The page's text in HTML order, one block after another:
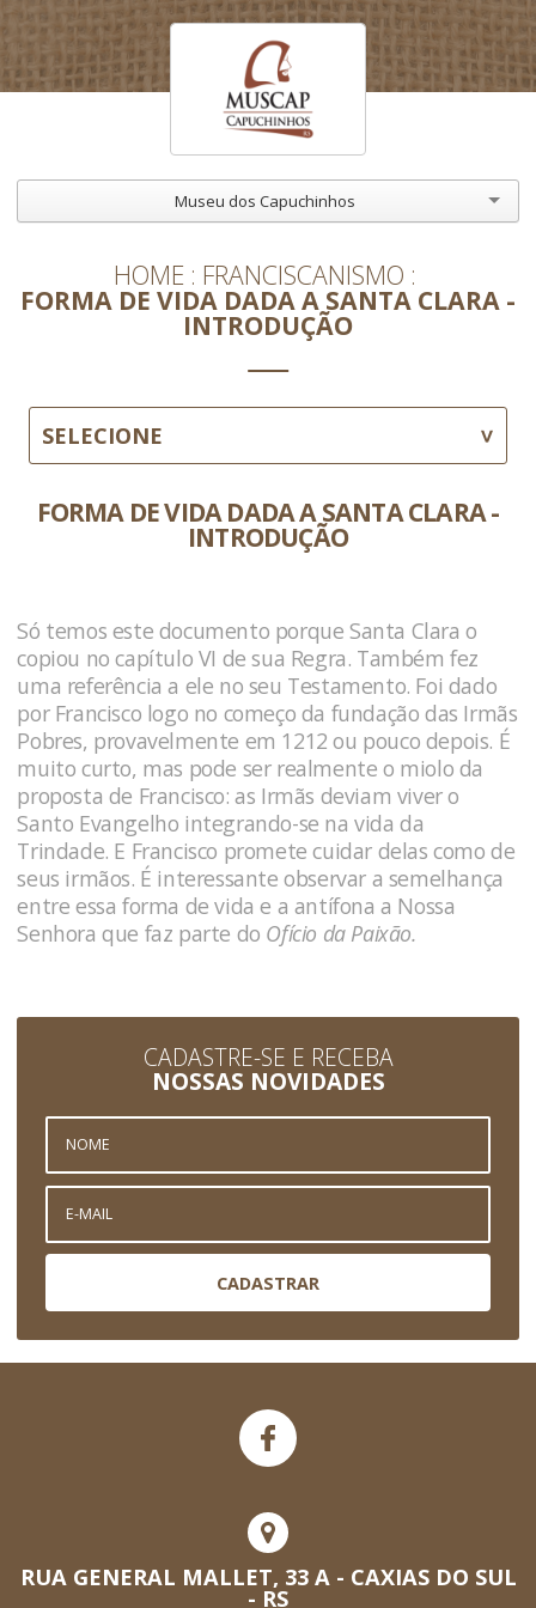
Museu dos Capuchinhos
HOME FRANCISCANISMO
FORMA DE VIDA DADA A SANTA CLARA -
INTRODUÇÃO
SELECIONE
FORMA DE VIDA DADA A SANTA CLARA -
INTRODUÇÃO
Só temos este documento porque Santa Clara o
copiou no capítulo VI de sua Regra. Também fez
uma referência a ele no seu Testamento. Foi dado
por Francisco logo no começo da fundação das Irmãs
Pobres, provavelmente em 1212 ou pouco depois. É
muito curto, mas pode ser realmente o miolo da
proposta de Francisco: as Irmãs deviam viver o
Santo Evangelho integrando-se na vida da
Trindade. E Francisco promete cuidar delas como de
seus irmãos. É interessante observar a semelhança
entre essa forma de vida e a antífona a Nossa
Senhora que faz parte do Ofício da Paixão.
CADASTRE-SE E RECEBA
NOSSAS NOVIDADES
CADASTRAR
RUA GENERAL MALLET, 33 A - CAXIAS DO SUL
- RS